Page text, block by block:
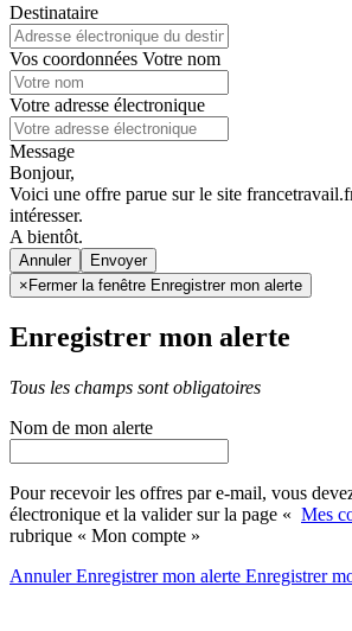
Destinataire
Vos coordonnées Votre nom
Votre adresse électronique
Message
Bonjour,
Voici une offre parue sur le site
intéresser.
A bientôt.
Annuler
× Fermer la fenêtre Enregistrer mon alerte
Enregistrer mon alerte
Tous les champs sont obligatoires
Nom de mon alerte
Pour recevoir les offres par e-mail, vous
électronique et la valider sur la page « Mes
rubrique « Mon compte »
AnnulerEnregistrer mon alerte Enregistrer